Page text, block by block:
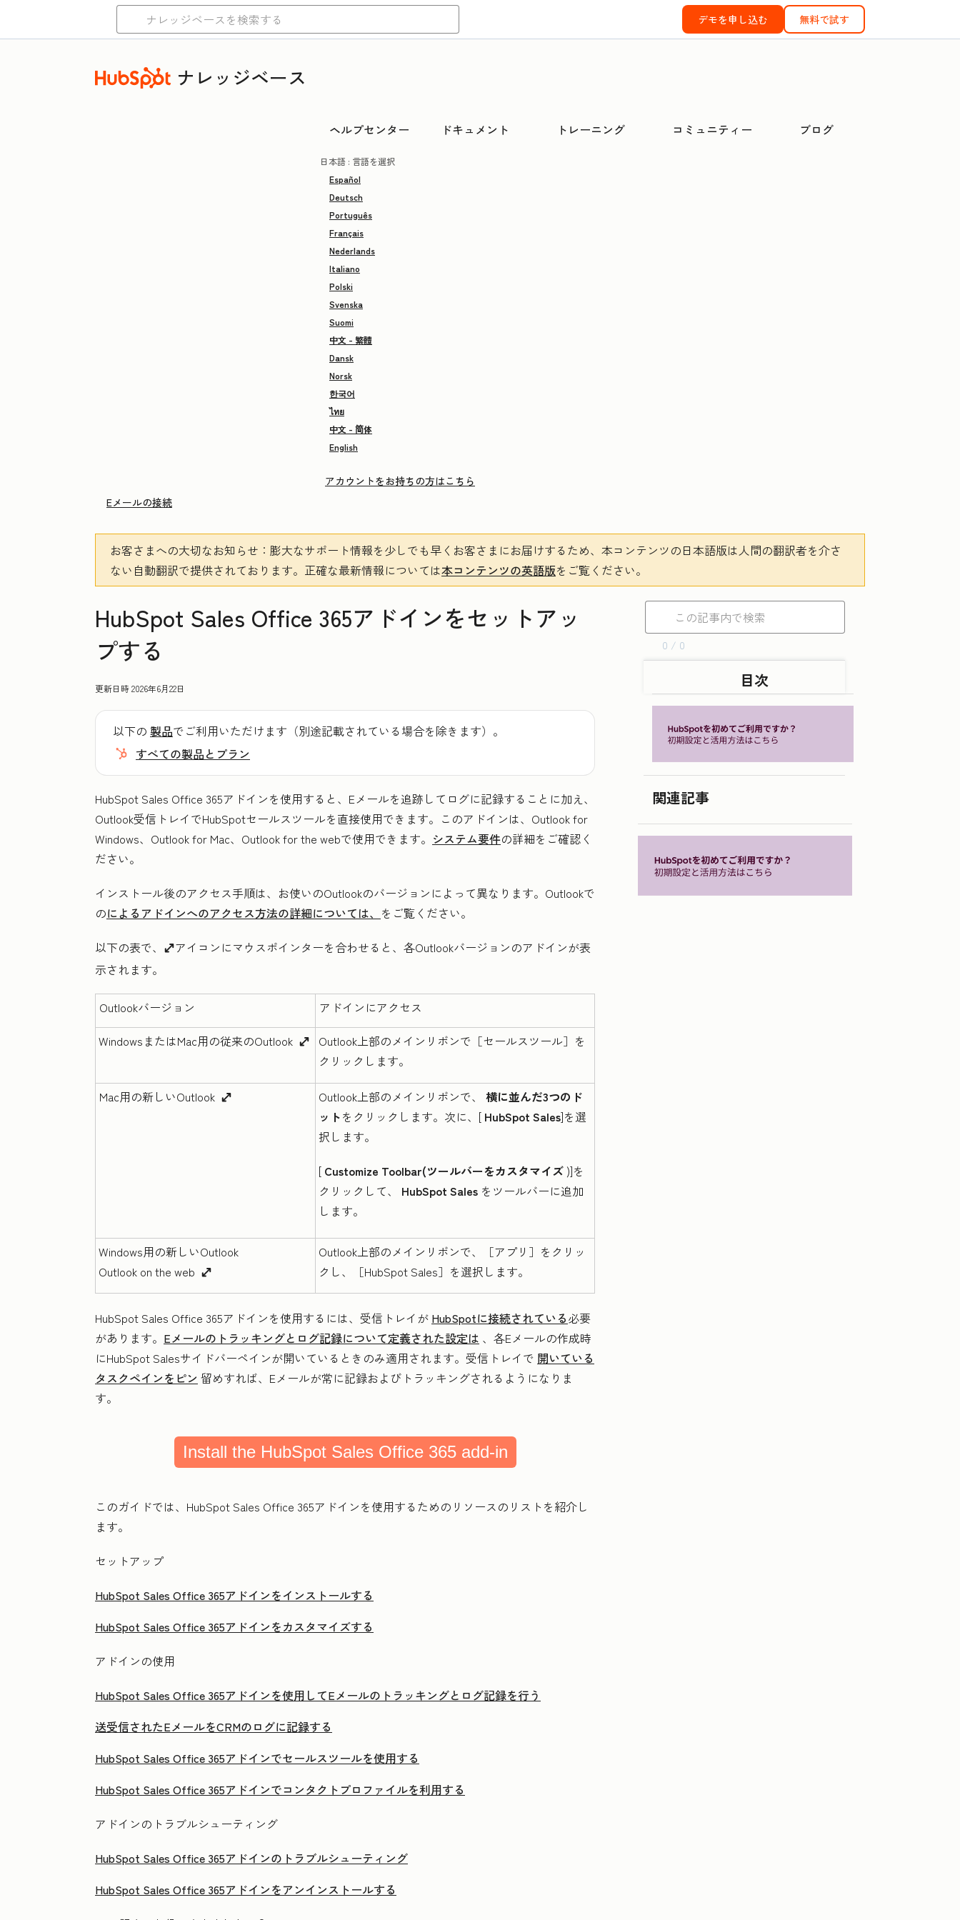
デモを申し込む 無料で試す
ナレッジベース
ヘルプセンター ドキュメント トレーニング コミュニティー ブログ
日本語 : 言語を選択
Español
Deutsch
Português
Français
Nederlands
Italiano
Polski
Svenska
Suomi
中文 - 繁體
Dansk
Norsk
한국어
ไทย
中文 - 简体
English
アカウントをお持ちの方はこちら
Eメールの接続
お客さまへの大切なお知らせ ：膨大なサポート情報を少しでも早くお客さまにお届けするため、本コンテンツの日本語版は人間の翻訳者を介さ
ない自動翻訳で提供されております。 正確な最新情報については本コンテンツの英語版をご覧ください。
HubSpot Sales Office 365アドインをセットアッ
プする
更新日時2026年6月22日
以下の 製品でご利用いただけます（別途記載されている場合を除きます）。
すべての製品とプラン
HubSpot Sales Office 365アドインを使用すると、Eメールを追跡してログに記録することに加え、
Outlook受信トレイでHubSpotセールスツールを直接使用できます。このアドインは、Outlook for
Windows、Outlook for Mac、Outlook for the webで使用できます。 システム要件の詳細をご確認く
ださい。
インストール後のアクセス手順は、お使いのOutlookのバージョンによって異なります。Outlookで
のによるアドインへのアクセス方法の詳細については、 をご覧ください。
以下の表で、
enlargeIconアイコンにマウスポインターを合わせると、各Outlookバージョンのアドインが表
示されます。
Outlookバージョン
アドインにアクセス
WindowsまたはMac用の従来のOutlook enlargeIcon
Outlook上部のメインリボンで［セールスツール］を
クリックします。
Mac用の新しいOutlook enlargeIcon Outlook上部のメインリボンで、 横に並んだ3つのド
ットをクリックします。次に、[ HubSpot Sales]を選
択します。
[ Customize Toolbar(ツールバーをカスタマイズ )]を
クリックして、 HubSpot Sales をツールバーに追加
します。
Windows用の新しいOutlook
Outlook on the web
enlargeIcon
Outlook上部のメインリボンで、［アプリ］をクリッ
クし、［HubSpot Sales］を選択します。
HubSpot Sales Office 365アドインを使用するには、受信トレイが HubSpotに接続されている必要
があります。 Eメールのトラッキングとログ記録について定義された設定は 、各Eメールの作成時
にHubSpot Salesサイドバーペインが開いているときのみ適用されます。受信トレイで 開いている
タスクペインをピン 留めすれば、Eメールが常に記録およびトラッキングされるようになりま
す。
Install the HubSpot Sales Office 365 add-in
このガイドでは、HubSpot Sales Office 365アドインを使用するためのリソースのリストを紹介し
ます。
セットアップ
HubSpot Sales Office 365アドインをインストールする
HubSpot Sales Office 365アドインをカスタマイズする
アドインの使用
HubSpot Sales Office 365アドインを使用してEメールのトラッキングとログ記録を行う
送受信されたEメールをCRMのログに記録する
HubSpot Sales Office 365アドインでセールスツールを使用する
HubSpot Sales Office 365アドインでコンタクトプロファイルを利用する
アドインのトラブルシューティング
HubSpot Sales Office 365アドインのトラブルシューティング
HubSpot Sales Office 365アドインをアンインストールする
0 / 0
目次
関連記事